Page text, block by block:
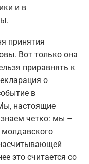
и в
принятия
Вот только она
приравнять к
о
в
настоящие
четко: мы –
это считается со